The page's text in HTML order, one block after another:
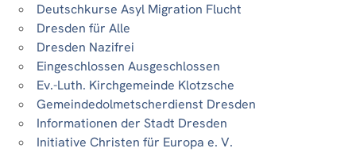
Deutschkurse Asyl Migration Flucht
Dresden für Alle
Dresden Nazifrei
Eingeschlossen Ausgeschlossen
Ev.-Luth. Kirchgemeinde Klotzsche
Gemeindedolmetscherdienst Dresden
Informationen der Stadt Dresden
Initiative Christen für Europa e. V.